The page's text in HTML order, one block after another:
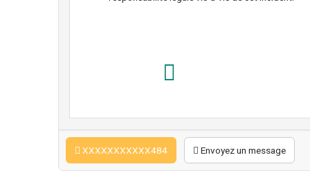
XXXXXXXXXXX484 Envoyez un message